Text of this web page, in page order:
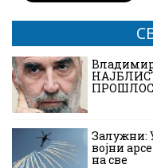
Залужни:
војни
на све